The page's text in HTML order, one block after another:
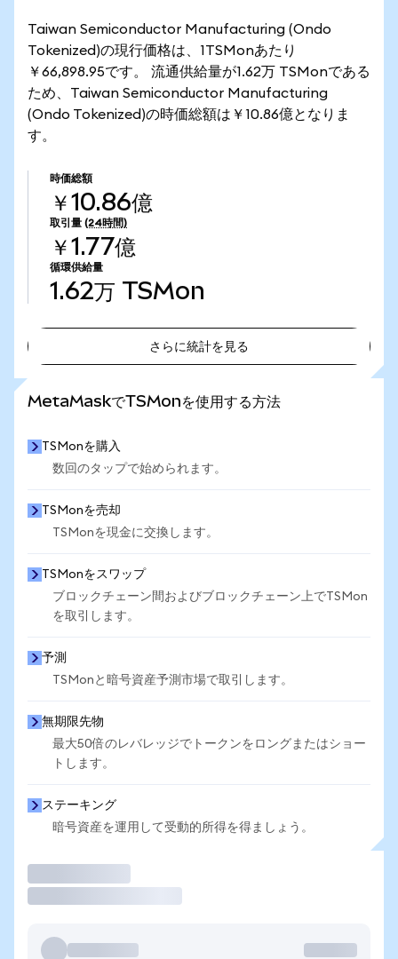
Taiwan Semiconductor Manufacturing (Ondo
Tokenized)の現行価格は、1TSMonあたり
￥66,898.95です。 流通供給量が1.62万 TSMonである
ため、Taiwan Semiconductor Manufacturing
(Ondo Tokenized)の時価総額は￥10.86億となりま
す。
時価総額
￥10.86億
取引量 (24時間)
￥1.77億
循環供給量
1.62万 TSMon
さらに統計を見る
MetaMaskでTSMonを使用する方法
TSMonを購入
数回のタップで始められます。
TSMonを売却
TSMonを現金に交換します。
TSMonをスワップ
ブロックチェーン間およびブロックチェーン上でTSMon
を取引します。
予測
TSMonと暗号資産予測市場で取引します。
無期限先物
最大50倍のレバレッジでトークンをロングまたはショー
トします。
ステーキング
暗号資産を運用して受動的所得を得ましょう。